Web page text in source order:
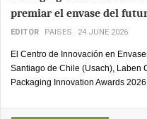
premiar el envase del
EDITOR PAISES 24 JUNE 2026
El Centro de Innovación en
Santiago de Chile (Usach), Laben
Packaging Innovation Awards
estarán abiertas de manera